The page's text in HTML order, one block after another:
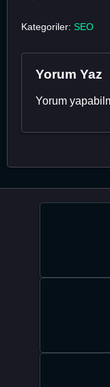
Kategoriler: SEO
Yorum Yaz
Yorum